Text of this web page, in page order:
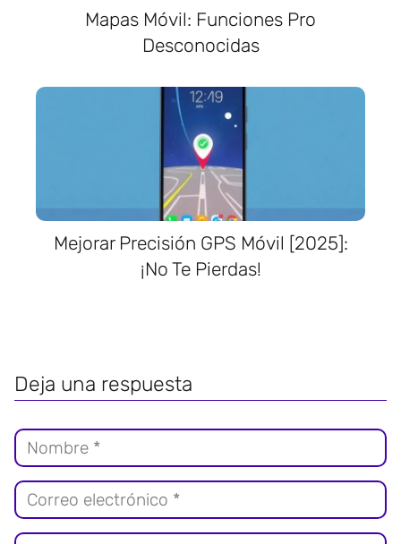
Mapas Móvil: Funciones Pro
Desconocidas
Mejorar Precisión GPS Móvil [2025]:
¡No Te Pierdas!
Deja una respuesta